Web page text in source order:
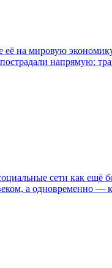
её на мировую
напрямую:
сети как ещё
а одновременно — к